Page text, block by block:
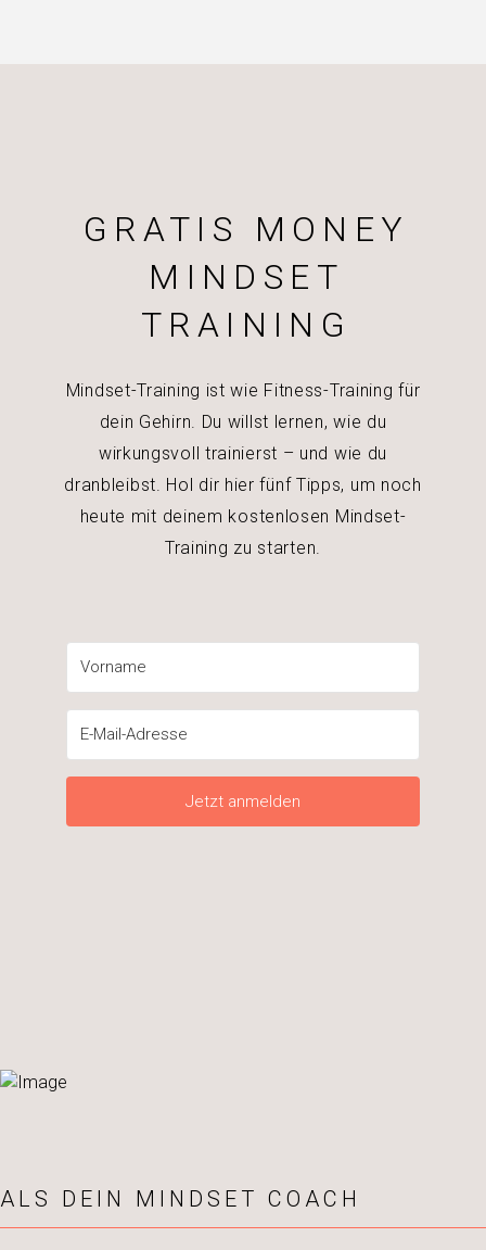
GRATIS MONEY
MINDSET
TRAINING
Mindset-Training ist wie Fitness-Training für
dein Gehirn. Du willst lernen, wie du
wirkungsvoll trainierst – und wie du
dranbleibst. Hol dir hier fünf Tipps, um noch
heute mit deinem kostenlosen Mindset-
Training zu starten.
Jetzt anmelden
ALS DEIN MINDSET COACH